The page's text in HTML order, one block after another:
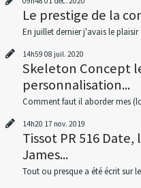
Le prestige de la
En juillet dernier j'avais le plaisir
14h59 08 juil. 2020
Skeleton Concept
personnalisation...
Comment faut il aborder mes
14h20 17 nov. 2019
Tissot PR 516
James...
Tout ou presque a été écrit sur